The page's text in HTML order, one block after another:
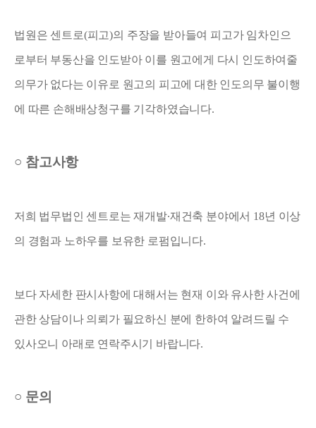
법원은 센트로(피고)의 주장을 받아들여 피고가 임차인으
로부터 부동산을 인도받아 이를 원고에게 다시 인도하여줄
의무가 없다는 이유로 원고의 피고에 대한 인도의무 불이행
에 따른 손해배상청구를 기각하였습니다.
○ 참고사항
저희 법무법인 센트로는 재개발∙재건축 분야에서 18년 이상
의 경험과 노하우를 보유한 로펌입니다.
보다 자세한 판시사항에 대해서는 현재 이와 유사한 사건에
관한 상담이나 의뢰가 필요하신 분에 한하여 알려드릴 수
있사오니 아래로 연락주시기 바랍니다.
○ 문의